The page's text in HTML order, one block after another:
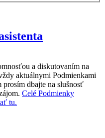
a diskutovaním na
aktuálnymi Podmienkami
dbajte na slušnosť
Celé Podmienky
tu.